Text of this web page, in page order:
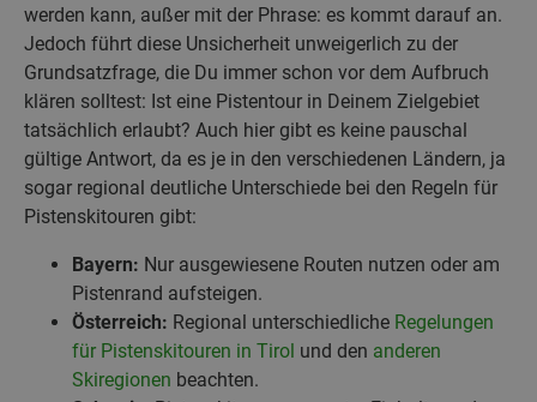
werden kann, außer mit der Phrase: es kommt darauf an.
Jedoch führt diese Unsicherheit unweigerlich zu der
Grundsatzfrage, die Du immer schon vor dem Aufbruch
klären solltest: Ist eine Pistentour in Deinem Zielgebiet
tatsächlich erlaubt? Auch hier gibt es keine pauschal
gültige Antwort, da es je in den verschiedenen Ländern, ja
sogar regional deutliche Unterschiede bei den Regeln für
Pistenskitouren gibt:
Bayern: Nur ausgewiesene Routen nutzen oder am
Pistenrand aufsteigen.
Österreich: Regional unterschiedliche Regelungen
für Pistenskitouren in Tirol und den anderen
Skiregionen beachten.